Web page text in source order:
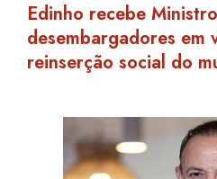
Edinho recebe
desembargadores em
reinserção social do